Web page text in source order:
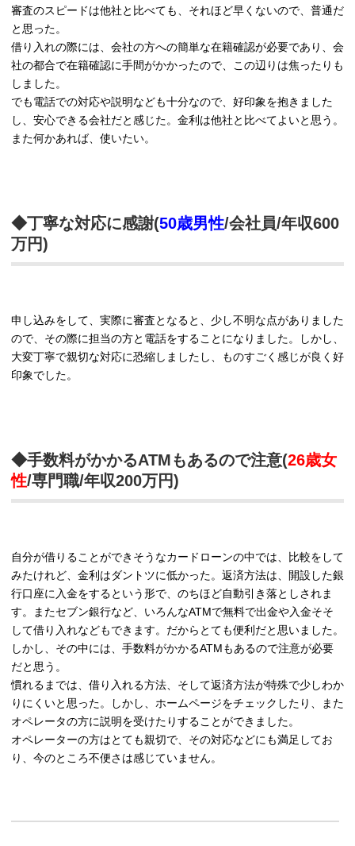
審査のスピードは他社と比べても、それほど早くないので、普通だ
と思った。
借り入れの際には、会社の方への簡単な在籍確認が必要であり、会
社の都合で在籍確認に手間がかかったので、この辺りは焦ったりも
しました。
でも電話での対応や説明なども十分なので、好印象を抱きました
し、安心できる会社だと感じた。金利は他社と比べてよいと思う。
また何かあれば、使いたい。
◆丁寧な対応に感謝(50歳男性/会社員/年収600
万円)
申し込みをして、実際に審査となると、少し不明な点がありました
ので、その際に担当の方と電話をすることになりました。しかし、
大変丁寧で親切な対応に恐縮しましたし、ものすごく感じが良く好
印象でした。
◆手数料がかかるATMもあるので注意(26歳女
性/専門職/年収200万円)
自分が借りることができそうなカードローンの中では、比較をして
みたけれど、金利はダントツに低かった。返済方法は、開設した銀
行口座に入金をするという形で、のちほど自動引き落としされま
す。またセブン銀行など、いろんなATMで無料で出金や入金そそ
して借り入れなどもできます。だからとても便利だと思いました。
しかし、その中には、手数料がかかるATMもあるので注意が必要
だと思う。
慣れるまでは、借り入れる方法、そして返済方法が特殊で少しわか
りにくいと思った。しかし、ホームページをチェックしたり、また
オペレータの方に説明を受けたりすることができました。
オペレーターの方はとても親切で、その対応などにも満足してお
り、今のところ不便さは感じていません。